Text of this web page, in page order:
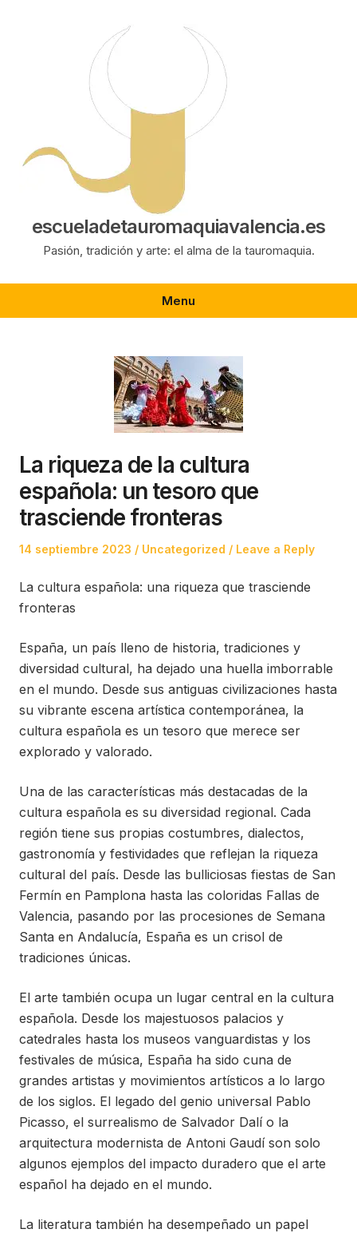
escueladetauromaquiavalencia.es
Pasión, tradición y arte: el alma de la tauromaquia.
Menu
La riqueza de la cultura
española: un tesoro que
trasciende fronteras
Posted
14 septiembre 2023
Posted
Uncategorized Leave a Reply
La cultura española: una riqueza que trasciende
fronteras
España, un país lleno de historia, tradiciones y
diversidad cultural, ha dejado una huella imborrable
en el mundo. Desde sus antiguas civilizaciones hasta
su vibrante escena artística contemporánea, la
cultura española es un tesoro que merece ser
explorado y valorado.
Una de las características más destacadas de la
cultura española es su diversidad regional. Cada
región tiene sus propias costumbres, dialectos,
gastronomía y festividades que reflejan la riqueza
cultural del país. Desde las bulliciosas fiestas de San
Fermín en Pamplona hasta las coloridas Fallas de
Valencia, pasando por las procesiones de Semana
Santa en Andalucía, España es un crisol de
tradiciones únicas.
El arte también ocupa un lugar central en la cultura
española. Desde los majestuosos palacios y
catedrales hasta los museos vanguardistas y los
festivales de música, España ha sido cuna de
grandes artistas y movimientos artísticos a lo largo
de los siglos. El legado del genio universal Pablo
Picasso, el surrealismo de Salvador Dalí o la
arquitectura modernista de Antoni Gaudí son solo
algunos ejemplos del impacto duradero que el arte
español ha dejado en el mundo.
La literatura también ha desempeñado un papel